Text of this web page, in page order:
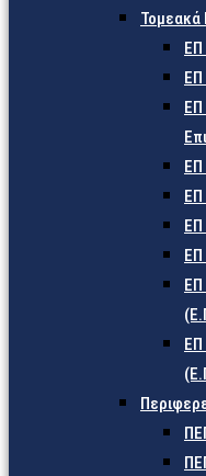
Τομεακά
ΕΠ
ΕΠ
ΕΠ
ΕΠ
ΕΠ
ΕΠ
ΕΠ
ΕΠ
ΕΠ